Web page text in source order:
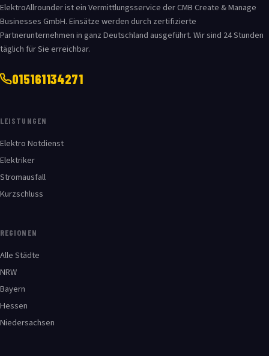
ElektroAllrounder ist ein Vermittlungsservice der CMB Create & Manage
Businesses GmbH. Einsätze werden durch zertifizierte
Partnerunternehmen in ganz Deutschland ausgeführt. Wir sind 24 Stunden
täglich für Sie erreichbar.
015161134271
LEISTUNGEN
Elektro Notdienst
Elektriker
Stromausfall
Kurzschluss
REGIONEN
Alle Städte
NRW
Bayern
Hessen
Niedersachsen